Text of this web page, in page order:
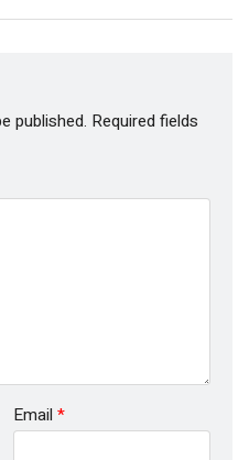
published. Required fields
Email *